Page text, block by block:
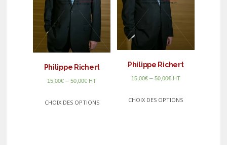
Philippe Richert
15,00€ –50,00€ HT
CHOIX DES OPTIONS
Philippe Richert
15,00€– 50,00€ HT
CHOIX DES OPTIONS